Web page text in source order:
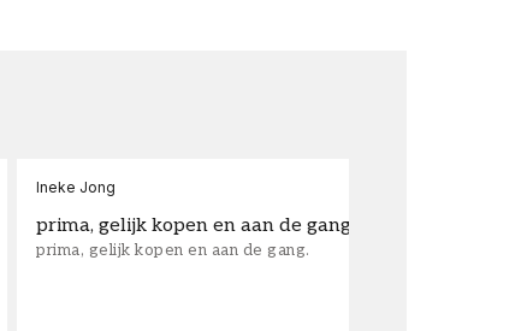
Ineke Jong
prima, gelijk kopen en aan de gang.
prima, gelijk kopen en aan de gang.